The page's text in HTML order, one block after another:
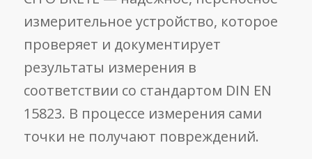
измерительное устройство, которое
проверяет и документирует
результаты измерения в
соответствии со стандартом DIN EN
15823. В процессе измерения сами
точки не получают повреждений.